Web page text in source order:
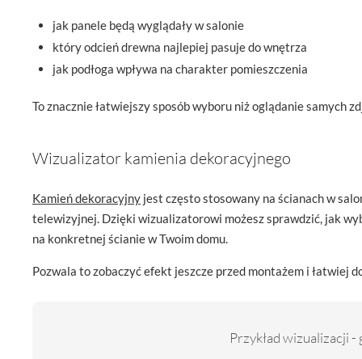
jak panele będą wyglądały w salonie
który odcień drewna najlepiej pasuje do wnętrza
jak podłoga wpływa na charakter pomieszczenia
To znacznie łatwiejszy sposób wyboru niż oglądanie samych
Wizualizator kamienia dekoracyjnego
Kamień dekoracyjny jest często stosowany na ścianach w
telewizyjnej. Dzięki wizualizatorowi możesz sprawdzić, jak
na konkretnej ścianie w Twoim domu.
Pozwala to zobaczyć efekt jeszcze przed montażem i łatwiej
Przykład wizualizacji -